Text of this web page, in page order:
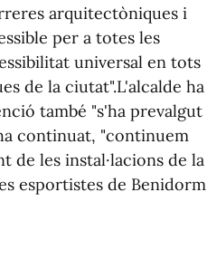
arquitectòniques i
per a totes les
universal en tots
de la ciutat".L'alcalde ha
també "s'ha prevalgut
continuat, "continuem
de les instal·lacions de la
esportistes de Benidorm